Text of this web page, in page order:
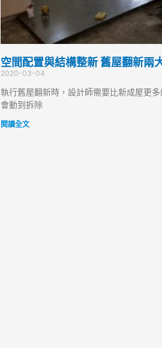
空間配置與結構整新 舊屋翻新兩
2020-03-04
執行舊屋翻新時，設計師需要比新成屋更
會動到拆除
閱讀全文